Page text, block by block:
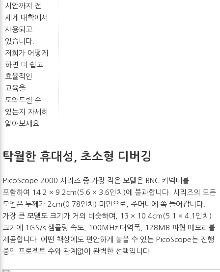
시안까지 전
세계 대학에서
사용되고
있습니다.
저희가 어떻게
하면 더 쉽고
효율적인
교육을
도와드릴 수
있는지 자세히
알아보세요.
탁월한 휴대성, 초소형 디버깅
PicoScope 2000 시리즈 중 가장 작은 모델은 BNC 커넥터를
포함하여 14.2 × 9.2cm(5.6 × 3.6인치)에 불과합니다. 시리즈의 모든
모델은 두께가 2cm(0.78인치) 미만으로, 주머니에 쏙 들어갑니다.
가장 큰 모델도 크기가 거의 비슷하며, 13 × 10.4cm(5.1 × 4.1인치)
크기에 1GS/s 샘플링 속도, 100MHz 대역폭, 128MB 파형 메모리를
제공합니다. 어떤 책상에도 편안하게 놓을 수 있는 PicoScope는 진행
중인 프로젝트 수와 관계없이 완벽한 선택입니다.